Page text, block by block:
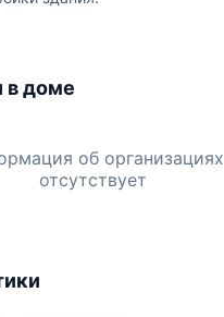
в доме
об организациях
отсутствует